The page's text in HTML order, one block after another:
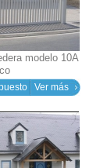
modelo 10A
Ver más